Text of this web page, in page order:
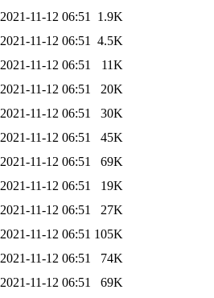
2021-11-12 06:51
1.9K
2021-11-12 06:51
4.5K
2021-11-12 06:51
11K
2021-11-12 06:51
20K
2021-11-12 06:51
30K
2021-11-12 06:51
45K
2021-11-12 06:51
69K
2021-11-12 06:51
19K
2021-11-12 06:51
27K
2021-11-12 06:51 105K
2021-11-12 06:51
74K
2021-11-12 06:51
69K